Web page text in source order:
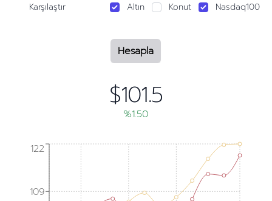
Karşılaştır Altın Konut Nasdaq100
Hesapla
$101.5
%1.50
109
122